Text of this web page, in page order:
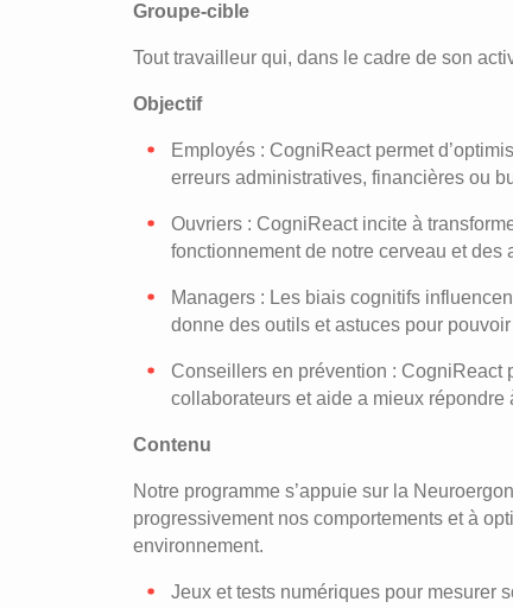
Groupe-cible
Tout travailleur qui, dans le cadre de son
Objectif
Employés : CogniReact permet
erreurs administratives, financières ou
Ouvriers : CogniReact incite à
fonctionnement de notre cerveau et des
Managers : Les biais cognitifs
donne des outils et astuces pour
Conseillers en prévention : CogniReact
collaborateurs et aide a mieux répondre
Contenu
Notre programme s’appuie sur la
progressivement nos comportements et à
environnement.
Jeux et tests numériques pour mesurer